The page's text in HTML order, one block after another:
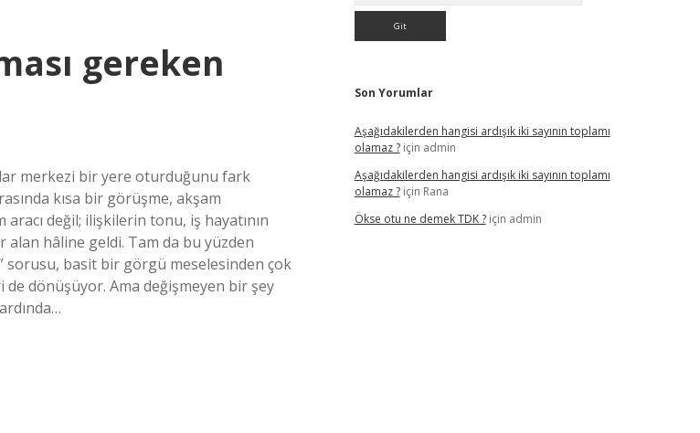
gereken
merkezi bir yere oturduğunu fark
kısa bir görüşme, akşam
değil; ilişkilerin tonu, iş hayatının
alan hâline geldi. Tam da bu yüzden
sorusu, basit bir görgü meselesinden çok
de dönüşüyor. Ama değişmeyen bir şey
Son Yorumlar
Aşağıdakilerden hangisi ardışık iki sayının toplamı
olamaz ?için admin
Aşağıdakilerden hangisi ardışık iki sayının toplamı
olamaz ?için Rana
Ökse otu ne demek TDK ?için admin